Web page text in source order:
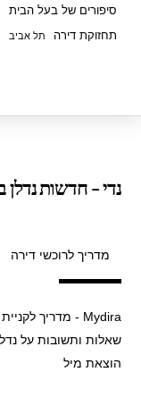
סיפורים של בעל הבית
תחזוקת דירה
תל אביב
נדי - חדשות
מדריך לרוכשי דירה
Mydira - מדריך לקניית דירה
שאלות ותשובות על
הוצאת מיל